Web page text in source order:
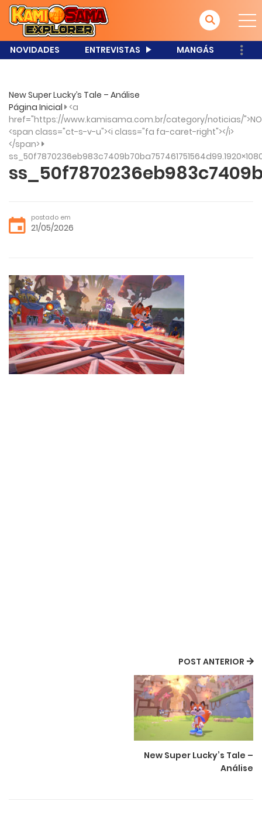
NOVIDADES ENTREVISTAS MANGÁS
New Super Lucky’s Tale – Análise
Página Inicial <a
href="https://www.kamisama.com.br/category/noticias/
<span class="ct-s-v-u"><i class="fa fa-caret-right"></i>
</span>
postado em
21/05/2026
POST ANTERIOR
New Super Lucky’s Tale –
Análise